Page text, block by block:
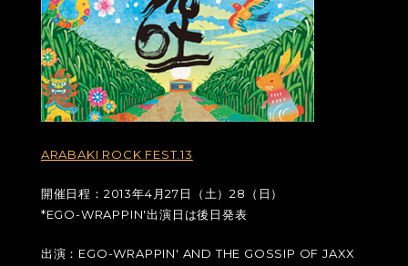
ARABAKI ROCK FEST.13
開催日程：2013年4月27日（土）28（日）
*EGO-WRAPPIN'出演日は後日発表
出演：EGO-WRAPPIN' AND THE GOSSIP OF JAXX